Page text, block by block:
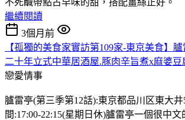
繼續閱讀
3個月前
【孤獨的美食家實訪第109家-東京美食】
二十年立式中華居酒屋.豚肉辛旨煮x麻婆豆
戀愛情事
臚雷亭(第三季第12話):東京都品川区東大
間:17:00-22:15(星期日休)臚雷亭一個很中